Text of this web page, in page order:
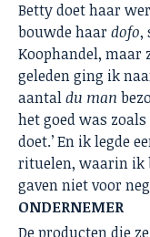
Betty doet haar
bouwde haardofo,
Koophandel, maar
geleden ging ik
aantaldu man
het goed was
doet.’ En ik legde
rituelen, waarin ik
gaven niet voor
ONDERNEMER
De producten die